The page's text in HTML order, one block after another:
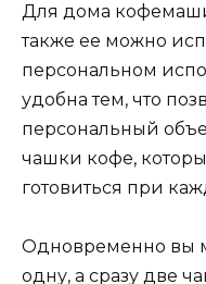
Для дома
также ее можно
персональном
удобна тем, что
персональный
чашки кофе,
готовиться при
Одновременно вы
одну, а сразу две